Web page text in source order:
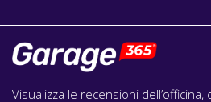
Visualizza le recensioni dell’officina,